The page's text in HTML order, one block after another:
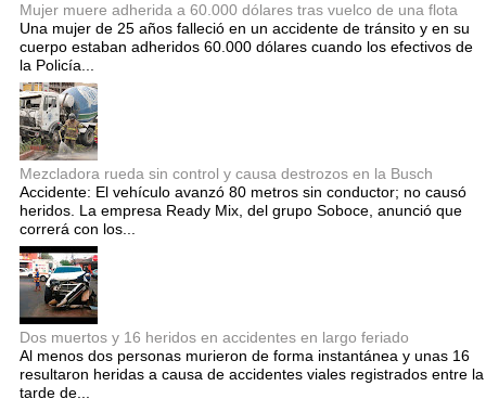
Mujer muere adherida a 60.000 dólares tras vuelco de una flota
Una mujer de 25 años falleció en un accidente de tránsito y en su
cuerpo estaban adheridos 60.000 dólares cuando los efectivos de
la Policía...
Mezcladora rueda sin control y causa destrozos en la Busch
Accidente: El vehículo avanzó 80 metros sin conductor; no causó
heridos. La empresa Ready Mix, del grupo Soboce, anunció que
correrá con los...
Dos muertos y 16 heridos en accidentes en largo feriado
Al menos dos personas murieron de forma instantánea y unas 16
resultaron heridas a causa de accidentes viales registrados entre la
tarde de...